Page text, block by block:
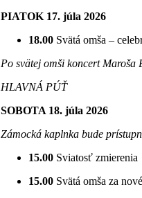
PIATOK 17. júla 2026
18.00 Svätá omša –
Po svätej omši koncert Maroša
HLAVNÁ PÚŤ
SOBOTA 18. júla 2026
Zámocká kaplnka bude
15.00 Sviatosť zmierenia
15.00 Svätá omša za